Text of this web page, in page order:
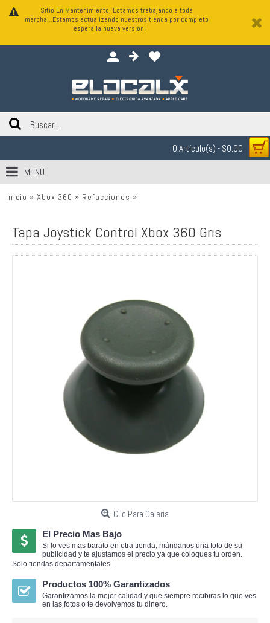
Sitio En Mantenimiento, Estamos trabajando a toda
marcha...Estamos actualizando nuestros tienda por completo
espera la nueva versión!
0 Artículo(s) - $0.00
MENU
Inicio Xbox 360 Refacciones
Tapa Joystick Control Xbox 360 Gris
Clic Para Galeria
El Precio Mas Bajo
Si lo ves mas barato en otra tienda, mándanos una foto de su
publicidad y te ajustamos el precio ya que coloques tu orden.
Solo tiendas departamentales.
Productos 100% Garantizados
Garantizamos la mejor calidad y que siempre recibiras lo que ves
en las fotos o te devolvemos tu dinero.